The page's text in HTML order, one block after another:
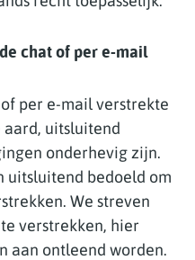
chat of per e-mail
per e-mail verstrekte
uitsluitend
onderhevig zijn.
uitsluitend bedoeld om
We streven
verstrekken, hier
aan ontleend worden.